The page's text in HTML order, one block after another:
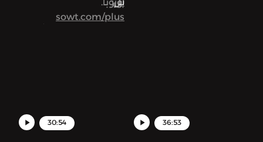
بودكاست «تيكي تاكا» برنامج
sowt.com/plus
30:54 36:53